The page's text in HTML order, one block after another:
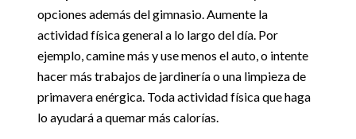
opciones además del gimnasio. Aumente la
actividad física general a lo largo del día. Por
ejemplo, camine más y use menos el auto, o intente
hacer más trabajos de jardinería o una limpieza de
primavera enérgica. Toda actividad física que haga
lo ayudará a quemar más calorías.